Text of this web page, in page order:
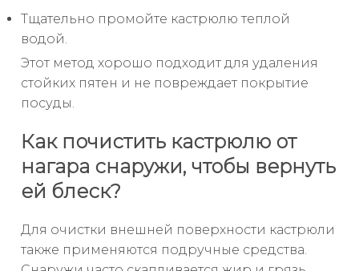
Тщательно промойте кастрюлю теплой
водой.
Этот метод хорошо подходит для удаления
стойких пятен и не повреждает покрытие
посуды.
Как почистить кастрюлю от
нагара снаружи, чтобы вернуть
ей блеск?
Для очистки внешней поверхности кастрюли
также применяются подручные средства.